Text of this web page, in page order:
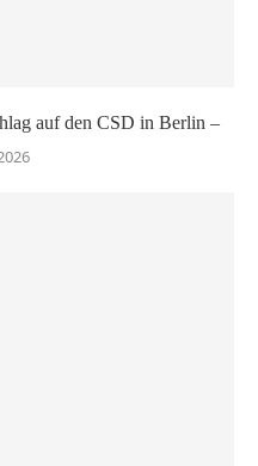
auf den CSD in Berlin –